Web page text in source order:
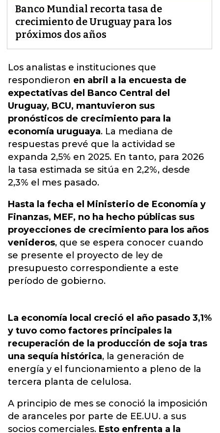
Banco Mundial recorta tasa de
crecimiento de Uruguay para los
próximos dos años
Los analistas e instituciones que
respondieron en abril a la encuesta de
expectativas del Banco Central del
Uruguay, BCU, mantuvieron sus
pronósticos de crecimiento para la
economía uruguaya. La mediana de
respuestas prevé que la actividad se
expanda 2,5% en 2025. En tanto, para 2026
la tasa estimada se sitúa en 2,2%, desde
2,3% el mes pasado.
Hasta la fecha el Ministerio de Economía y
Finanzas, MEF, no ha hecho públicas sus
proyecciones de crecimiento para los años
venideros, que se espera conocer cuando
se presente el proyecto de ley de
presupuesto correspondiente a este
período de gobierno.
La economía local creció el año pasado 3,1%
y tuvo como factores principales la
recuperación de la producción de soja tras
una sequía histórica, la generación de
energía y el funcionamiento a pleno de la
tercera planta de celulosa.
A principio de mes se conoció la imposición
de aranceles por parte de EE.UU. a sus
socios comerciales. Esto enfrenta a la